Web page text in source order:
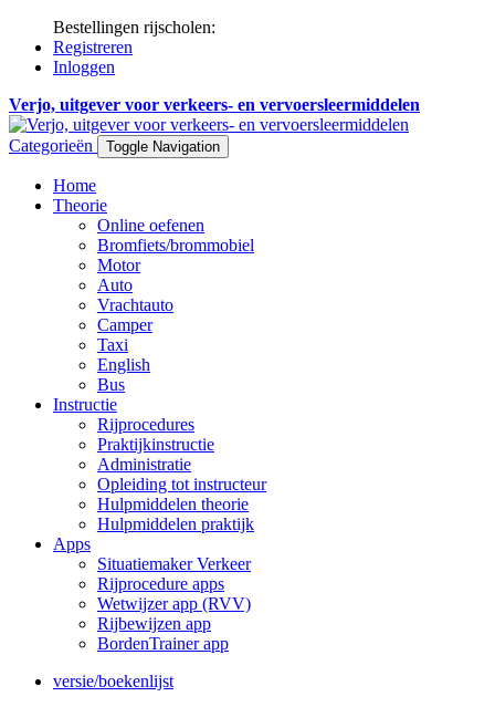
Bestellingen rijscholen:
Registreren
Inloggen
Verjo, uitgever voor verkeers- en vervoersleermiddelen
Categorieën Toggle Navigation
Home
Theorie
Online oefenen
Bromfiets/brommobiel
Motor
Auto
Vrachtauto
Camper
Taxi
English
Bus
Instructie
Rijprocedures
Praktijkinstructie
Administratie
Opleiding tot instructeur
Hulpmiddelen theorie
Hulpmiddelen praktijk
Apps
Situatiemaker Verkeer
Rijprocedure apps
Wetwijzer app (RVV)
Rijbewijzen app
BordenTrainer app
versie/boekenlijst